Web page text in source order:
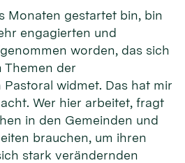
Monaten gestartet bin, bin
engagierten und
worden, das sich
Themen der
widmet. Das hat mir
Wer hier arbeitet, fragt
in den Gemeinden und
brauchen, um ihren
stark verändernden